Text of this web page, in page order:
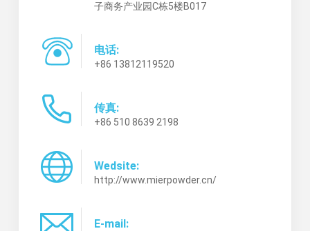
子商务产业园C栋5楼B017
电话:
+86 13812119520
传真:
+86 510 8639 2198
Wedsite:
http://www.mierpowder.cn/
E-mail: